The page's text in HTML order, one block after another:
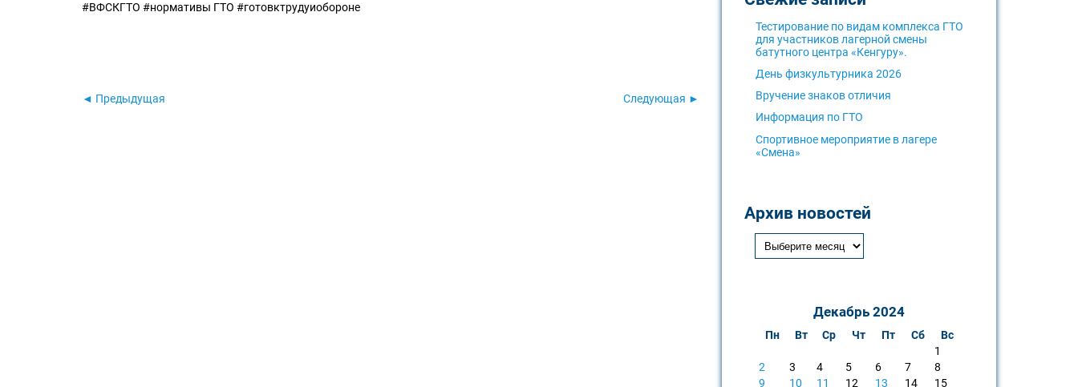
#ВФСКГТО #нормативы ГТО #готовктрудуиобороне
◄ Предыдущая Следующая ►
Тестирование по видам комплекса ГТО
для участников лагерной смены
батутного центра «Кенгуру».
День физкультурника 2026
Вручение знаков отличия
Информация по ГТО
Спортивное мероприятие в лагере
«Смена»
Архив новостей
Декабрь 2024
Пн Вт Ср Чт Пт Сб
Вс
1
2
3 4 5 6 7
8
9
10 11 12 13 14 15